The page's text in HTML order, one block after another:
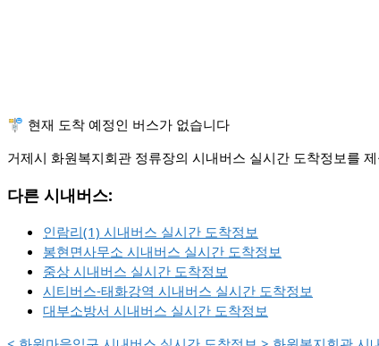
🚏 현재 도착 예정인 버스가 없습니다
거제시 화원복지회관 정류장의 시내버스 실시간 도착정보를
다른 시내버스:
인람리(1) 시내버스 실시간 도착정보
봉현면사무소 시내버스 실시간 도착정보
중상 시내버스 실시간 도착정보
시티버스-태화강역 시내버스 실시간 도착정보
대부소방서 시내버스 실시간 도착정보